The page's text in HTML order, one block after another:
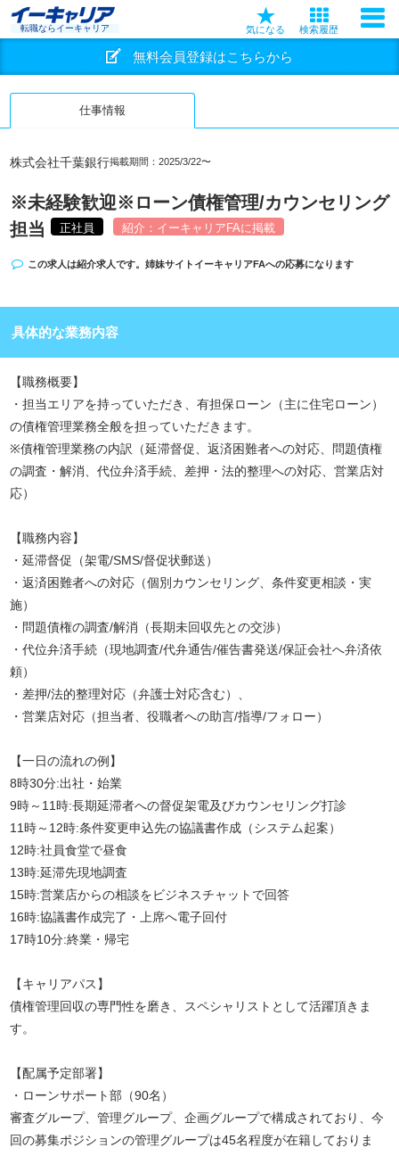
転職ならイーキャリア 気になる 検索履歴
無料会員登録はこちらから
仕事情報
株式会社千葉銀行掲載期間：2025/3/22〜
※未経験歓迎※ローン債権管理/カウンセリング
担当
正社員 紹介：イーキャリアFAに掲載
この求人は紹介求人です。姉妹サイト イーキャリアFAへの応募になります
具体的な業務内容
【職務概要】
・担当エリアを持っていただき、有担保ローン（主に住宅ローン）
の債権管理業務全般を担っていただきます。
※債権管理業務の内訳（延滞督促、返済困難者への対応、問題債権
の調査・解消、代位弁済手続、差押・法的整理への対応、営業店対
応）
【職務内容】
・延滞督促（架電/SMS/督促状郵送）
・返済困難者への対応（個別カウンセリング、条件変更相談・実
施）
・問題債権の調査/解消（長期未回収先との交渉）
・代位弁済手続（現地調査/代弁通告/催告書発送/保証会社へ弁済依
頼）
・差押/法的整理対応（弁護士対応含む）、
・営業店対応（担当者、役職者への助言/指導/フォロー）
【一日の流れの例】
8時30分:出社・始業
9時～11時:長期延滞者への督促架電及びカウンセリング打診
11時～12時:条件変更申込先の協議書作成（システム起案）
12時:社員食堂で昼食
13時:延滞先現地調査
15時:営業店からの相談をビジネスチャットで回答
16時:協議書作成完了・上席へ電子回付
17時10分:終業・帰宅
【キャリアパス】
債権管理回収の専門性を磨き、スペシャリストとして活躍頂きま
す。
【配属予定部署】
・ローンサポート部（90名）
審査グループ、管理グループ、企画グループで構成されており、今
回の募集ポジションの管理グループは45名程度が在籍しておりま